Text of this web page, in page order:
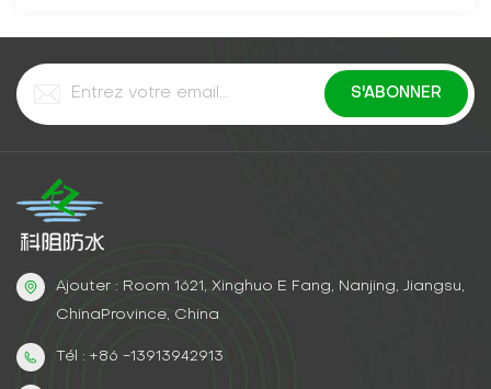
Ajouter : Room 1621, Xinghuo E Fang, Nanjing, Jiangsu,
ChinaProvince, China
Tél : +86 -13913942913